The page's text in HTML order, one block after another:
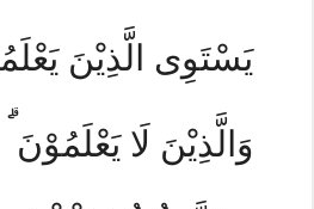
يَسْتَوِى الَّذِيْنَ
وَالَّذِيْنَ لَا يَعْلَمُوْنَ